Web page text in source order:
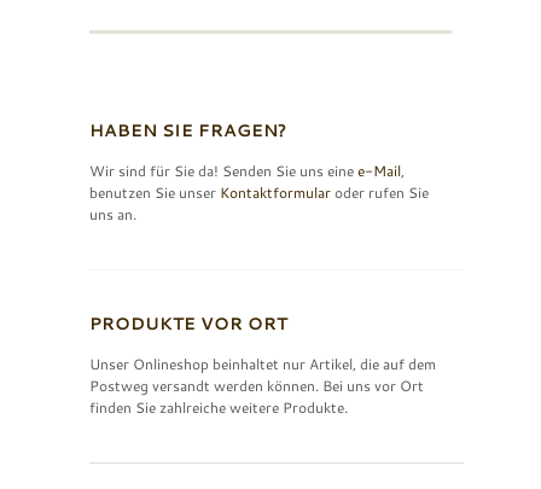
HABEN SIE FRAGEN?
Wir sind für Sie da! Senden Sie uns einee-Mail,
benutzen Sie unser Kontaktformularoder rufen Sie
uns an.
PRODUKTE VOR ORT
Unser Onlineshop beinhaltet nur Artikel, die auf dem
Postweg versandt werden können. Bei uns vor Ort
finden Sie zahlreiche weitere Produkte.